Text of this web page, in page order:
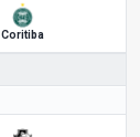
Coritiba